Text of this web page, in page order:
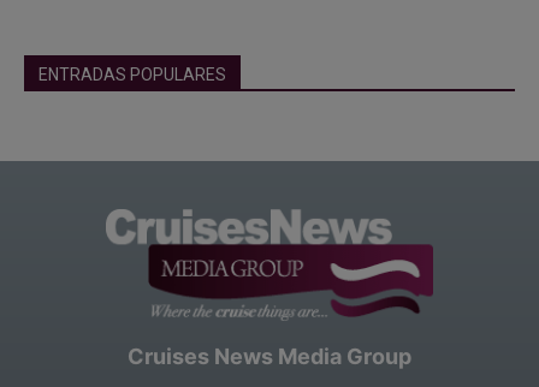
ENTRADAS POPULARES
Cruises News Media Group